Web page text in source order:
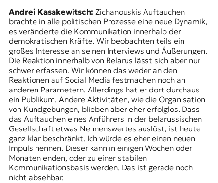
Andrei Kasakewitsch: Zichanouskis Auftauchen
brachte in alle politischen Prozesse eine neue Dynamik,
es veränderte die Kommunikation innerhalb der
demokratischen Kräfte. Wir beobachten teils ein
großes Interesse an seinen Interviews und Äußerungen.
Die Reaktion innerhalb von Belarus lässt sich aber nur
schwer erfassen. Wir können das weder an den
Reaktionen auf Social Media festmachen noch an
anderen Parametern. Allerdings hat er dort durchaus
ein Publikum. Andere Aktivitäten, wie die Organisation
von Kundgebungen, blieben aber eher erfolglos. Dass
das Auftauchen eines Anführers in der belarussischen
Gesellschaft etwas Nennenswertes auslöst, ist heute
ganz klar beschränkt. Ich würde es eher einen neuen
Impuls nennen. Dieser kann in einigen Wochen oder
Monaten enden, oder zu einer stabilen
Kommunikationsbasis werden. Das ist gerade noch
nicht absehbar.